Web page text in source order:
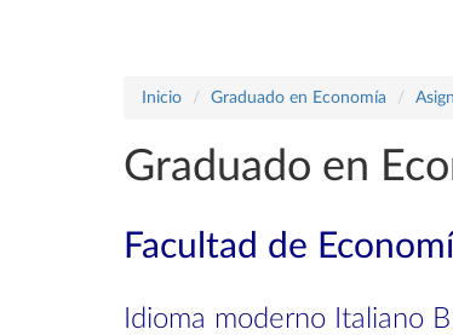
Inicio Graduado en Economía
Graduado en
Facultad de
Idioma moderno Italiano